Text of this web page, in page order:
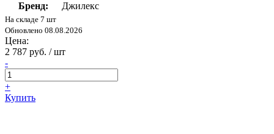
Бренд:
Джилекс
На складе 7 шт
Обновлено 08.08.2026
Цена:
2 787 руб. / шт
-
+
Купить